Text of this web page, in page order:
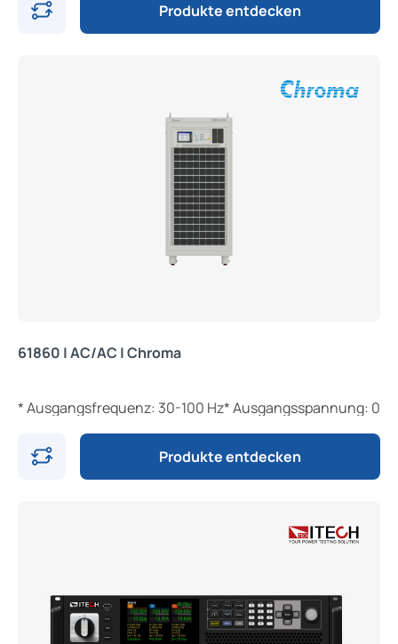
Produkte entdecken
61860 | AC/AC | Chroma
* Ausgangsfrequenz: 30-100 Hz* Ausgangsspannung: 0-
Produkte entdecken